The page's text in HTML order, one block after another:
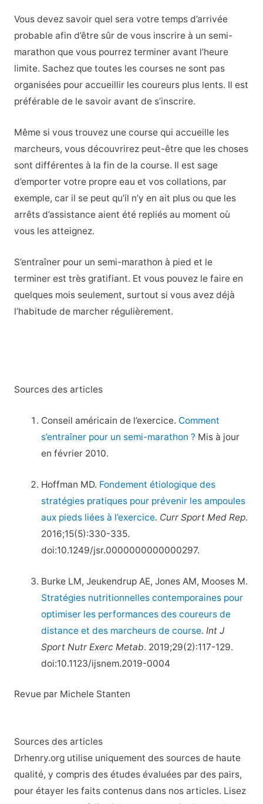
Vous devez savoir quel sera votre temps d’arrivée
probable afin d’être sûr de vous inscrire à un semi-
marathon que vous pourrez terminer avant l’heure
limite. Sachez que toutes les courses ne sont pas
organisées pour accueillir les coureurs plus lents. Il est
préférable de le savoir avant de s’inscrire.
Même si vous trouvez une course qui accueille les
marcheurs, vous découvrirez peut-être que les choses
sont différentes à la fin de la course. Il est sage
d’emporter votre propre eau et vos collations, par
exemple, car il se peut qu’il n’y en ait plus ou que les
arrêts d’assistance aient été repliés au moment où
vous les atteignez.
S’entraîner pour un semi-marathon à pied et le
terminer est très gratifiant. Et vous pouvez le faire en
quelques mois seulement, surtout si vous avez déjà
l’habitude de marcher régulièrement.
Sources des articles
Conseil américain de l’exercice. Comment
s’entraîner pour un semi-marathon ? Mis à jour
en février 2010.
Hoffman MD. Fondement étiologique des
stratégies pratiques pour prévenir les ampoules
aux pieds liées à l’exercice. Curr Sport Med Rep.
2016;15(5):330-335.
doi:10.1249/jsr.0000000000000297.
Burke LM, Jeukendrup AE, Jones AM, Mooses M.
Stratégies nutritionnelles contemporaines pour
optimiser les performances des coureurs de
distance et des marcheurs de course. Int J
Sport Nutr Exerc Metab. 2019;29(2):117-129.
doi:10.1123/ijsnem.2019-0004
Revue par Michele Stanten
Sources des articles
Drhenry.org utilise uniquement des sources de haute
qualité, y compris des études évaluées par des pairs,
pour étayer les faits contenus dans nos articles. Lisez